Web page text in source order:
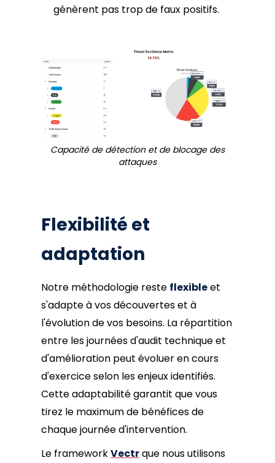
génèrent pas trop de faux positifs.
Capacité de détection et de blocage des
attaques
Flexibilité et
adaptation
Notre méthodologie reste flexibleet
s'adapte à vos découvertes et à
l'évolution de vos besoins. La répartition
entre les journées d'audit technique et
d'amélioration peut évoluer en cours
d'exercice selon les enjeux identifiés.
Cette adaptabilité garantit que vous
tirez le maximum de bénéfices de
chaque journée d'intervention.
Le frameworkVectrque nous utilisons